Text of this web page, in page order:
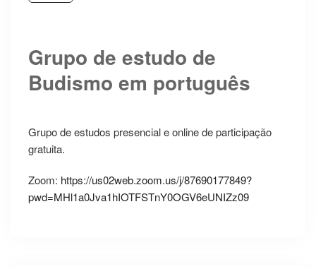
Grupo de estudo de
Budismo em português
Grupo de estudos presencial e online de participação
gratuita.
Zoom: https://us02web.zoom.us/j/87690177849?
pwd=MHl1a0Jva1hIOTFSTnY0OGV6eUNIZz09